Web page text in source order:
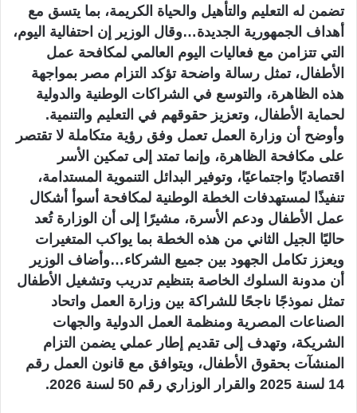
تضمن له التعليم والتأهيل والحياة الكريمة، بما يتسق مع
أهداف الجمهورية الجديدة…وقال الوزير إن احتفالية اليوم،
التي تتزامن مع فعاليات اليوم العالمي لمكافحة عمل
الأطفال، تمثل رسالة واضحة تؤكد التزام مصر بمواجهة
هذه الظاهرة، والتوسع في الشراكات الوطنية والدولية
لحماية الأطفال، وتعزيز حقوقهم في التعليم والتنمية.
وأوضح أن وزارة العمل تعمل وفق رؤية متكاملة لا تقتصر
على مكافحة الظاهرة، وإنما تمتد إلى تمكين الأسر
اقتصاديًا واجتماعيًا، وتوفير البدائل التنموية المستدامة،
تنفيذًا لمستهدفات الخطة الوطنية لمكافحة أسوأ أشكال
عمل الأطفال ودعم الأسرة، مشيرًا إلى أن الوزارة تُعد
حاليًا الجيل الثاني من هذه الخطة بما يواكب المتغيرات
ويعزز تكامل الجهود بين جميع الشركاء…وأضاف الوزير
أن مدونة السلوك الخاصة بتنظيم تدريب وتشغيل الأطفال
تمثل نموذجًا ناجحًا للشراكة بين وزارة العمل واتحاد
الصناعات المصرية ومنظمة العمل الدولية والجهات
الشريكة، وتهدف إلى تقديم إطار عملي يضمن التزام
المنشآت بحقوق الأطفال، ويتوافق مع قانون العمل رقم
14 لسنة 2025 والقرار الوزاري رقم 50 لسنة 2026.